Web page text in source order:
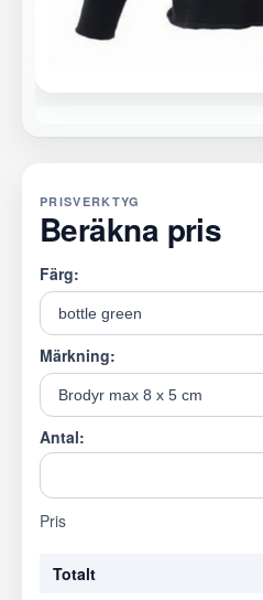
PRISVERKTYG
Beräkna pris
Färg:
Märkning:
Antal:
Pris
Totalt